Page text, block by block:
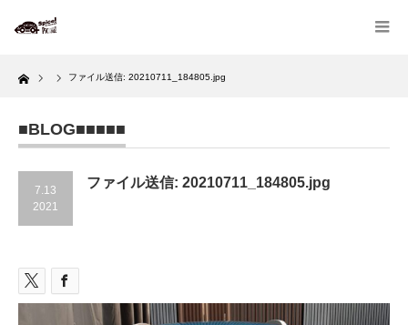
Home ファイル送信: 20210711_184805.jpg
■BLOG■■■■■
7.13
2021
ファイル送信: 20210711_184805.jpg